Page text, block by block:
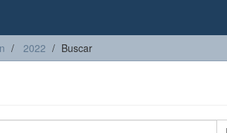
2022 Buscar